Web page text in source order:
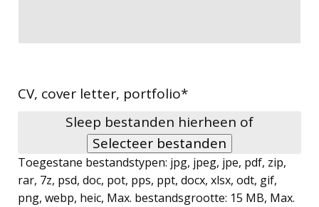
CV, cover letter, portfolio*
Sleep bestanden hierheen of
Selecteer bestanden
Toegestane bestandstypen: jpg, jpeg, jpe, pdf, zip,
rar, 7z, psd, doc, pot, pps, ppt, docx, xlsx, odt, gif,
png, webp, heic, Max. bestandsgrootte: 15 MB, Max.